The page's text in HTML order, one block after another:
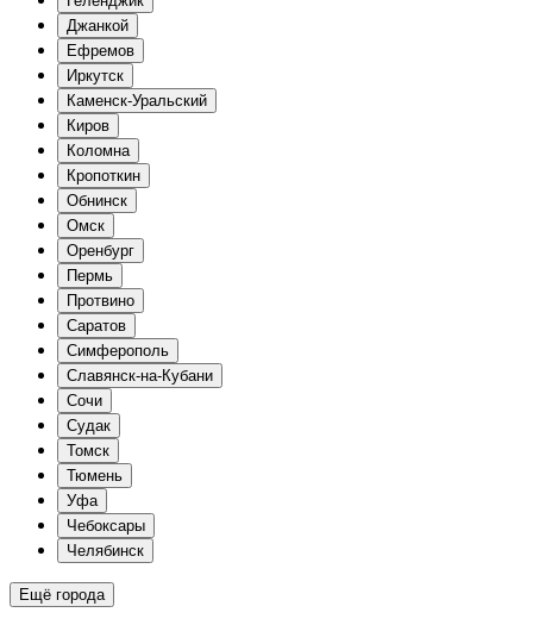
Джанкой
Ефремов
Иркутск
Каменск-Уральский
Киров
Коломна
Кропоткин
Обнинск
Омск
Оренбург
Пермь
Протвино
Саратов
Симферополь
Славянск-на-Кубани
Сочи
Судак
Томск
Тюмень
Уфа
Чебоксары
Челябинск
Ещё города